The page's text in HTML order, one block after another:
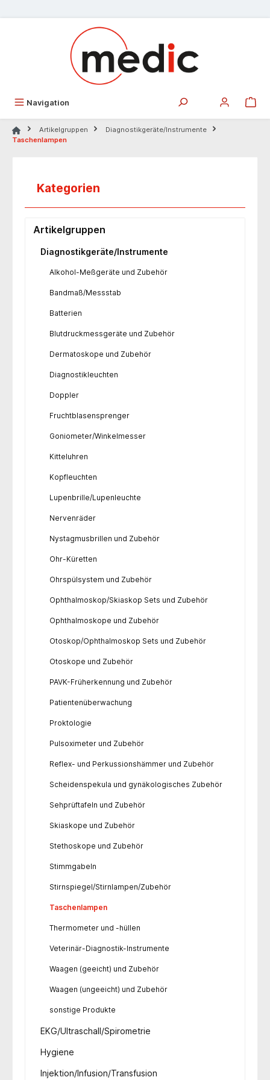
Navigation
Artikelgruppen
Diagnostikgeräte/Instrumente
Taschenlampen
Kategorien
Artikelgruppen
Diagnostikgeräte/Instrumente
Alkohol-Meßgeräte und Zubehör
Bandmaß/Messstab
Batterien
Blutdruckmessgeräte und Zubehör
Dermatoskope und Zubehör
Diagnostikleuchten
Doppler
Fruchtblasensprenger
Goniometer/Winkelmesser
Kitteluhren
Kopfleuchten
Lupenbrille/Lupenleuchte
Nervenräder
Nystagmusbrillen und Zubehör
Ohr-Küretten
Ohrspülsystem und Zubehör
Ophthalmoskop/Skiaskop Sets und Zubehör
Ophthalmoskope und Zubehör
Otoskop/Ophthalmoskop Sets und Zubehör
Otoskope und Zubehör
PAVK-Früherkennung und Zubehör
Patientenüberwachung
Proktologie
Pulsoximeter und Zubehör
Reflex- und Perkussionshämmer und Zubehör
Scheidenspekula und gynäkologisches Zubehör
Sehprüftafeln und Zubehör
Skiaskope und Zubehör
Stethoskope und Zubehör
Stimmgabeln
Stirnspiegel/Stirnlampen/Zubehör
Taschenlampen
Thermometer und -hüllen
Veterinär-Diagnostik-Instrumente
Waagen (geeicht) und Zubehör
Waagen (ungeeicht) und Zubehör
sonstige Produkte
EKG/Ultraschall/Spirometrie
Hygiene
Injektion/Infusion/Transfusion